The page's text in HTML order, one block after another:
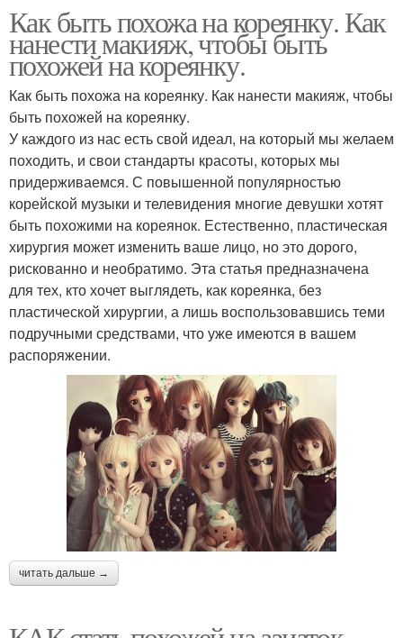
Как быть похожа на кореянку. Как
нанести макияж, чтобы быть
похожей на кореянку.
Как быть похожа на кореянку. Как нанести макияж, чтобы
быть похожей на кореянку.
У каждого из нас есть свой идеал, на который мы желаем
походить, и свои стандарты красоты, которых мы
придерживаемся. С повышенной популярностью
корейской музыки и телевидения многие девушки хотят
быть похожими на кореянок. Естественно, пластическая
хирургия может изменить ваше лицо, но это дорого,
рискованно и необратимо. Эта статья предназначена
для тех, кто хочет выглядеть, как кореянка, без
пластической хирургии, а лишь воспользовавшись теми
подручными средствами, что уже имеются в вашем
распоряжении.
читать дальше →